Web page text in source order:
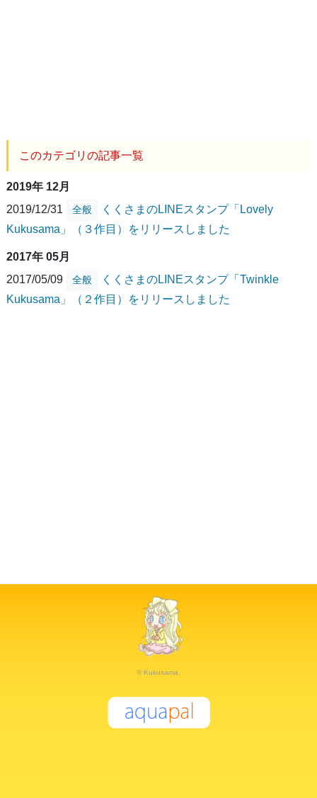
このカテゴリの記事一覧
2019年 12月
2019/12/31
全般
くくさまのLINEスタンプ「Lovely
Kukusama」（３作目）をリリースしました
2017年 05月
2017/05/09
全般
くくさまのLINEスタンプ「Twinkle
Kukusama」（２作目）をリリースしました
© Kukusama.